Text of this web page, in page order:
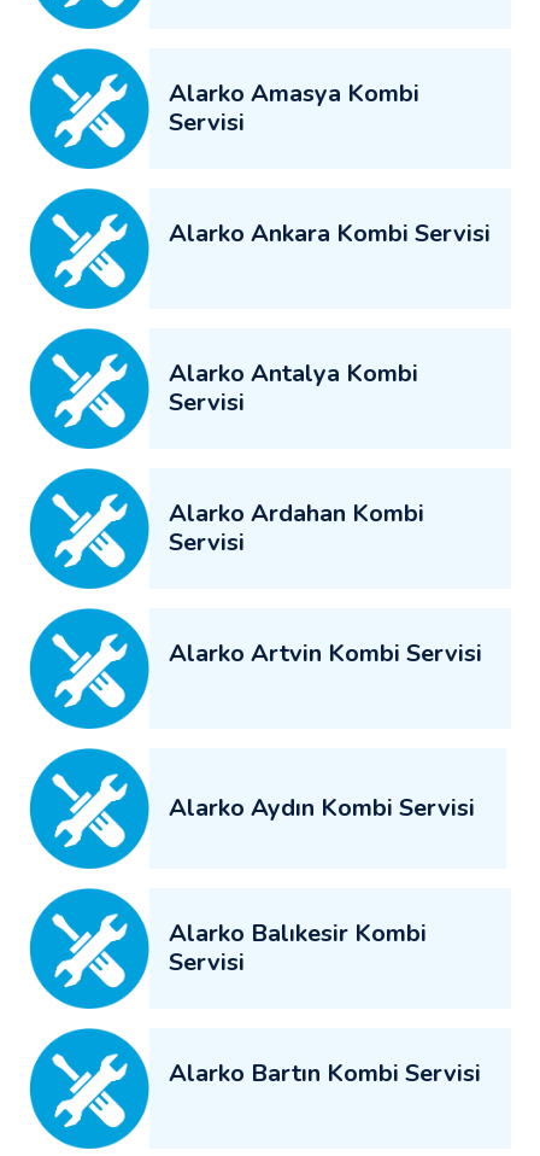
Alarko Amasya Kombi
Servisi
Alarko Ankara Kombi Servisi
Alarko Antalya Kombi
Servisi
Alarko Ardahan Kombi
Servisi
Alarko Artvin Kombi Servisi
Alarko Aydın Kombi Servisi
Alarko Balıkesir Kombi
Servisi
Alarko Bartın Kombi Servisi